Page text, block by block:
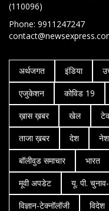
(110096)
Phone: 9911247247
अर्थजगत इंडिया
एजुकेशन
कोविड 19
ख़ास ख़बर
खेल
ताजा ख़बर
देश
बॉलीवुड समाचार
भारत
मूवी अपडेट
यू. पी.
विज्ञान-टेक्नॉलॉजी
विदेश